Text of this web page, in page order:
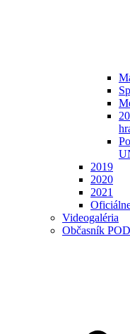
2019
2020
2021
Videogaléria
Občasník